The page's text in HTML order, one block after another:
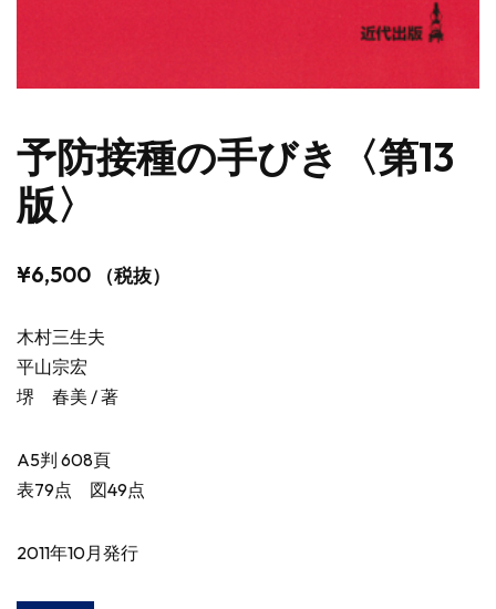
予防接種の手びき〈第13
版〉
¥6,500 （税抜）
木村三生夫
平山宗宏
堺 春美 / 著
A5判 608頁
表79点 図49点
2011年10月発行